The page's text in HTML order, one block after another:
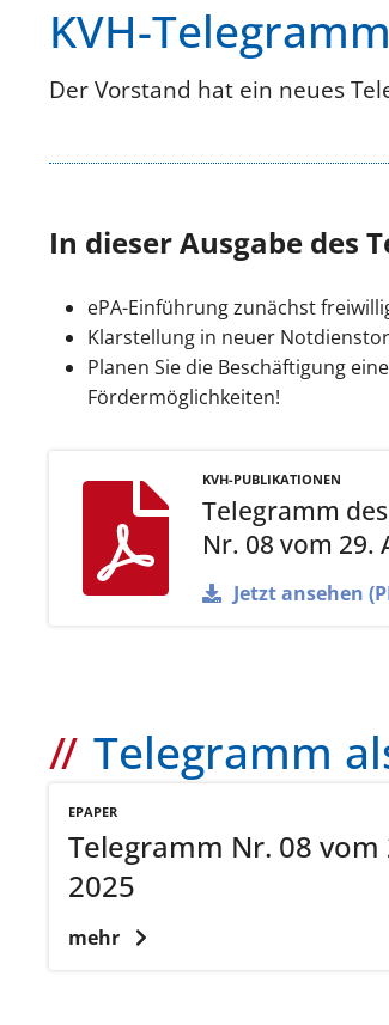
KVH-
Der Vorstand hat ein neues
In dieser Ausgabe des
ePA-Einführung zunächst
Klarstellung in neuer
Planen Sie die Beschäftigung
Fördermöglichkeiten!
KVH-PUBLIKATIONEN
Telegramm
Nr. 08 vom 29.
Jetzt ansehen
Telegramm
EPAPER
Telegramm Nr. 08 vom
2025
mehr